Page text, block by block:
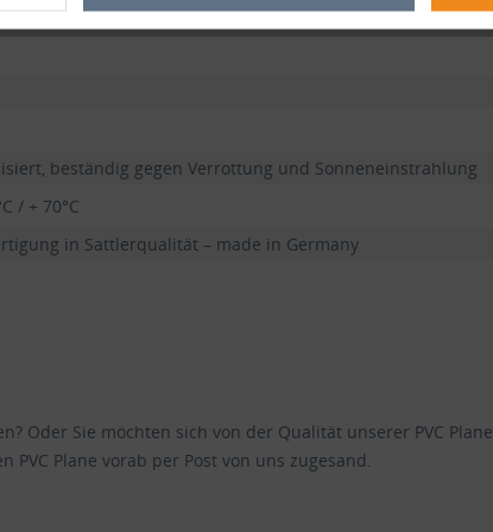
beständig gegen Verrottung und Sonneneinstrahlung
/ + 70°C
in Sattlerqualität – made in Germany
Oder Sie möchten sich von der Qualität unserer PVC
Plane vorab per Post von uns zugesand.